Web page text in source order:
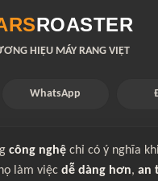
ROASTER
HIỆU MÁY RANG VIỆT
WhatsApp
công nghệ chỉ có ý nghĩa
làm việc dễ dàng hơn, an